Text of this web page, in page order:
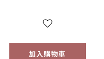
加入購物車